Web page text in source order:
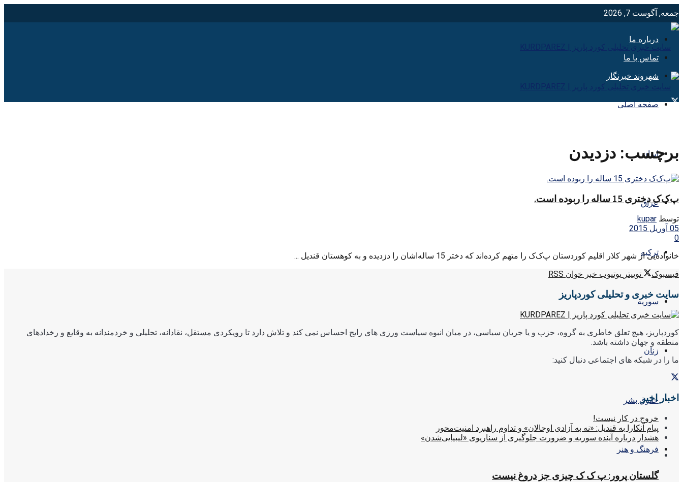
جمعه, آگوست 7, 2026
درباره ما
تماس با ما
شهروند خبرنگار
صفحه اصلی
ایران
عراق
ترکیه
سوریه
زنان
حقوق بشر
فرهنگ و هنر
برچسب: دزديدن
پ‌ک‌ک دختری 15 ساله را ربوده است.
توسط kupar
05 آوریل 2015
0
خانواده‌یی از شهر کلار اقلیم کوردستان پ‌ک‌ک را متهم کرده‌اند که دختر 15 ساله‌اشان را دزدیده و به کوهستان قندیل ...
فیسبوک
توییتر یوتیوب خبر خوان RSS
سایت خبری و تحلیلی کوردپاریز
کوردپاریز، هیچ تعلق خاطری به گروه، حزب و یا جریان سیاسی، در میان انبوه سیاست ورزی های رایج احساس نمی کند و تلاش دارد تا رویکردی مستقل، نقادانه، تحلیلی و خردمندانه به وقایع و رخدادهای
منطقه و جهان داشته باشد.
ما را در شبکه های اجتماعی دنبال کنید:
اخبار اخیر
خروج در کار نیست!
پیام آنکارا به قندیل: «نه به آزادی اوجالان» و تداوم راهبرد امنیت‌محور
هشدار درباره آینده سوریه و ضرورت جلوگیری از سناریوی «لیبیایی‌شدن»
گلستان پرور: پ ک ک چیزی جز دروغ نیست